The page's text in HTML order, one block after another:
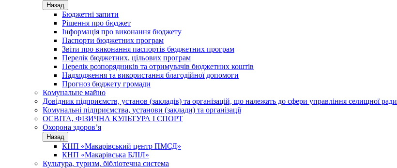
Назад
Бюджетні запити
Рішення про бюджет
Інформація про виконання бюджету
Паспорти бюджетних програм
Звіти про виконання паспортів бюджетних програм
Перелік бюджетних, цільових програм
Перелік розпорядників та отримувачів бюджетних коштів
Надходження та використання благодійної допомоги
Прогноз бюджету громади
Комунальне майно
Довідник підприємств, установ (закладів) та організацій, що належать до сфери управління селищної ради
Комунальні підприємства, установи (заклади) та організації
ОСВІТА, ФІЗИЧНА КУЛЬТУРА І СПОРТ
Охорона здоров’я
Назад
КНП «Макарівський центр ПМСД»
КНП «Макарівська БЛІЛ»
Культура, туризм, бібліотечна система